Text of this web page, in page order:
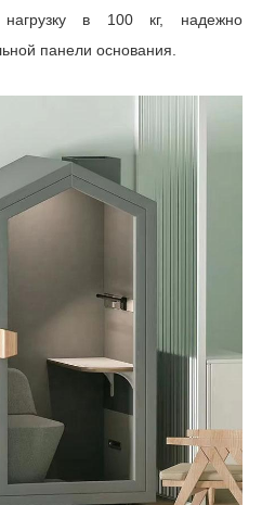
в 100 кг, надежно
панели основания.